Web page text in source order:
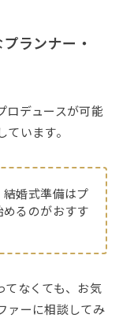
ランナー・
ロデュースが可能
います。
結婚式準備はプ
めるのがおすす
てなくても、お気
ァーに相談してみ